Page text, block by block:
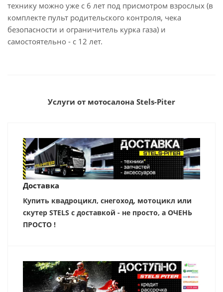
технику можно уже с 6 лет под присмотром взрослых (в
комплекте пульт родительского контроля, чека
безопасности и ограничитель курка газа) и
самостоятельно - с 12 лет.
Услуги от мотосалона Stels-Piter
Доставка
Купить квадроцикл, снегоход, мотоцикл или
скутер STELS с доставкой - не просто, а ОЧЕНЬ
ПРОСТО !